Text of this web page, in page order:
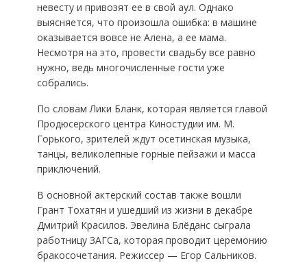
невесту и привозят ее в свой аул. Однако
выясняется, что произошла ошибка: в машине
оказывается вовсе не Алена, а ее мама.
Несмотря на это, провести свадьбу все равно
нужно, ведь многочисленные гости уже
собрались.
По словам Лики Бланк, которая является главой
Продюсерского центра Киностудии им. М.
Горького, зрителей ждут осетинская музыка,
танцы, великолепные горные пейзажи и масса
приключений.
В основной актерский состав также вошли
Грант Тохатян и ушедший из жизни в декабре
Дмитрий Красилов. Эвелина Блёданс сыграла
работницу ЗАГСа, которая проводит церемонию
бракосочетания. Режиссер — Егор Сальников.